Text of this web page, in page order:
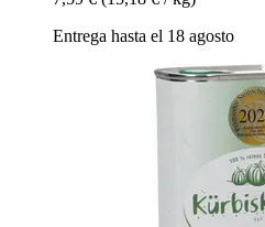
Entrega hasta el 18 agosto